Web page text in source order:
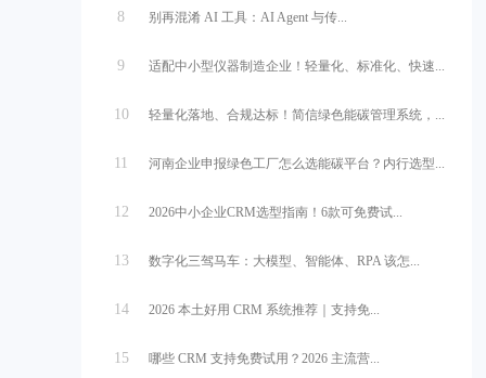
8 别再混淆 AI 工具：AI Agent 与传...
9 适配中小型仪器制造企业！轻量化、标准化、快速...
10 轻量化落地、合规达标！简信绿色能碳管理系统，...
11 河南企业申报绿色工厂怎么选能碳平台？内行选型...
12 2026中小企业CRM选型指南！6款可免费试...
13 数字化三驾马车：大模型、智能体、RPA 该怎...
14 2026 本土好用 CRM 系统推荐｜支持免...
15 哪些 CRM 支持免费试用？2026 主流营...